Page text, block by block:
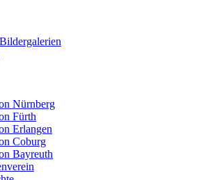
Nürnberg
Fürth
Erlangen
Coburg
Bayreuth